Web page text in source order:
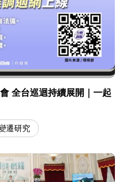
全台巡迴持續展開｜一起
遷研究